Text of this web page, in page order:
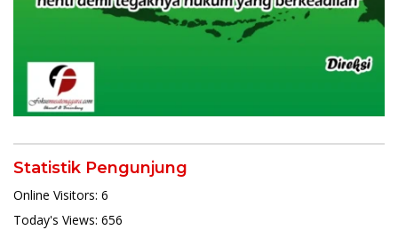
Statistik Pengunjung
Online Visitors: 6
Today's Views: 656